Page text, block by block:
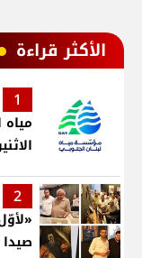
الأكثر قراءة
1
2
صيدا